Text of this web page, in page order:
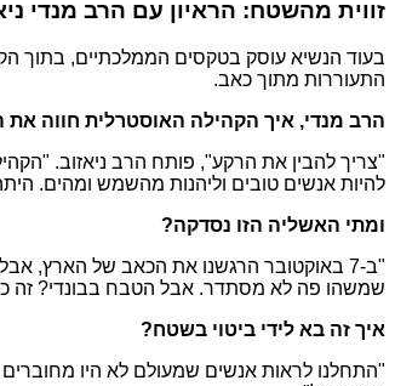
זווית מהשטח: הראיון עם הרב מנדי
בעוד הנשיא עוסק בטקסים הממלכתיים, בתוך
התעוררות מתוך כאב.
הרב מנדי, איך הקהילה האוסטרלית חווה את
"צריך להבין את הרקע", פותח הרב ניאזוב.
להיות אנשים טובים וליהנות מהשמש ומהים.
ומתי האשליה הזו נסדקה?
"ב-7 באוקטובר הרגשנו את הכאב של הארץ,
שמשהו פה לא מסתדר. אבל הטבח בבונדי? זה
איך זה בא לידי ביטוי בשטח?
"התחלנו לראות אנשים שמעולם לא היו מחוברים